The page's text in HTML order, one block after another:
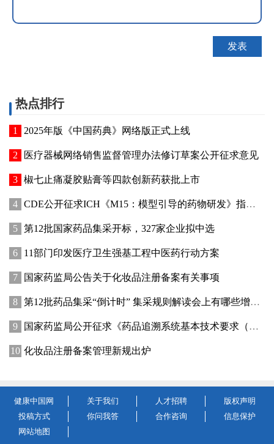
热点排行
2025年版《中国药典》网络版正式上线
医疗器械网络销售监督管理办法修订草案公开征求意见
椒七止痛凝胶贴膏等四款创新药获批上市
CDE公开征求ICH《M15：模型引导的药物研发》指导原则实施建议和中文翻译稿意见
第12批国家药品集采开标，327家企业拟中选
11部门印发医疗卫生强基工程中医药行动方案
国家药监局公告关于化妆品注册备案有关事项
第12批药品集采“倒计时” 集采规则解读会上有哪些增量信息？
国家药监局公开征求《药品追溯系统基本技术要求（修订征求意见稿）》意见
化妆品注册备案管理新规出炉
健康中国网 关于我们 人才招聘
版权声明
投稿方式
你问我答 合作咨询
信息保护
网站地图